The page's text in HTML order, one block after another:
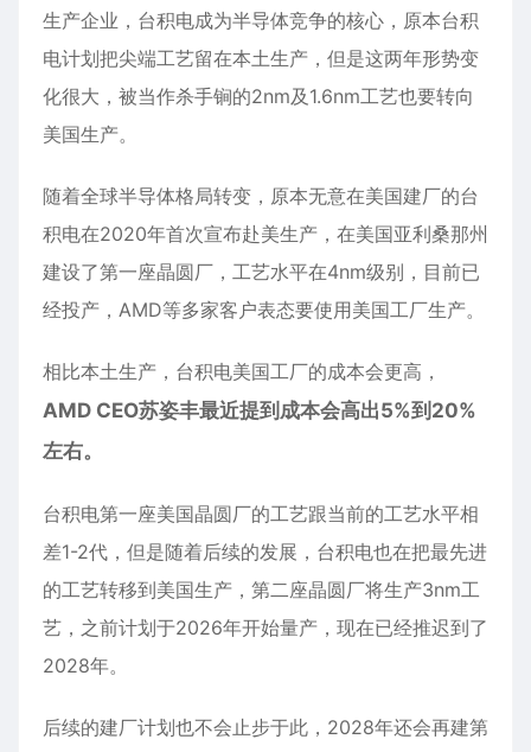
生产企业， 台积电成为半导体竞争的核心，原本台积
电计划把尖端工艺留在本土生产，但是这两年形势变
化很大，被当作杀手锏的2nm及1.6nm工艺也要转向
美国生产。
随着全球半导体格局转变，原本无意在美国建厂的台
积电在2020年首次宣布赴美生产，在美国亚利桑那州
建设了第一座晶圆厂，工艺水平在4nm级别，目前已
经投产，AMD等多家客户表态要使用美国工厂生产。
相比本土生产，台积电美国工厂的成本会更高，
AMD CEO苏姿丰最近提到成本会高出5%到20%
左右。
台积电第一座美国晶圆厂的工艺跟当前的工艺水平相
差1-2代，但是随着后续的发展，台积电也在把最先进
的工艺转移到美国生产，第二座晶圆厂将生产3nm工
艺，之前计划于2026年开始量产，现在已经推迟到了
2028年。
后续的建厂计划也不会止步于此，2028年还会再建第